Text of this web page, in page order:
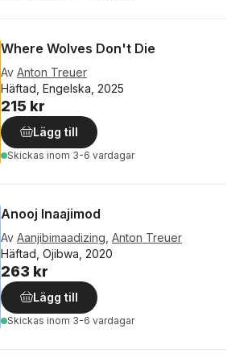
Where Wolves Don't Die
Av Anton Treuer
Häftad, Engelska, 2025
215 kr
Lägg till
Skickas inom 3-6 vardagar
Anooj Inaajimod
Av Aanjibimaadizing Anton Treuer
Häftad, Ojibwa, 2020
263 kr
Lägg till
Skickas inom 3-6 vardagar